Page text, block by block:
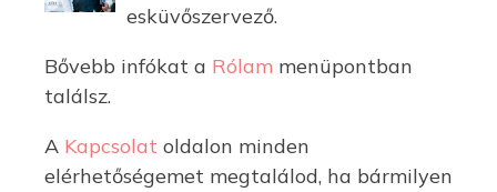
esküvőszervező.
Bővebb infókat a Rólam menüpontban
találsz.
A Kapcsolat oldalon minden
elérhetőségemet megtalálod, ha bármilyen